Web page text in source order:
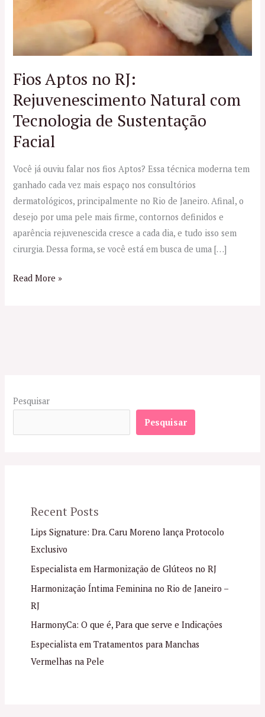
Fios Aptos no RJ:
Rejuvenescimento Natural com
Tecnologia de Sustentação
Facial
Você já ouviu falar nos fios Aptos? Essa técnica moderna tem
ganhado cada vez mais espaço nos consultórios
dermatológicos, principalmente no Rio de Janeiro. Afinal, o
desejo por uma pele mais firme, contornos definidos e
aparência rejuvenescida cresce a cada dia, e tudo isso sem
cirurgia. Dessa forma, se você está em busca de uma […]
Read More »
Pesquisar
Pesquisar
Recent Posts
Lips Signature: Dra. Caru Moreno lança Protocolo
Exclusivo
Especialista em Harmonização de Glúteos no RJ
Harmonização Íntima Feminina no Rio de Janeiro –
RJ
HarmonyCa: O que é, Para que serve e Indicações
Especialista em Tratamentos para Manchas
Vermelhas na Pele